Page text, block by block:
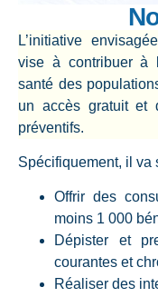
L’initiative
vise à contribuer à
santé des
un accès gratuit et
préventifs.
Spécifiquement, il va
Offrir des
moins 1 000
Dépister et
courantes et
Réaliser des